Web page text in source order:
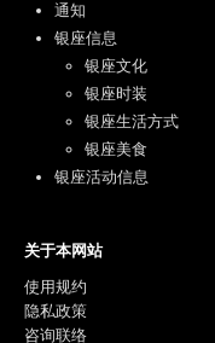
通知
银座信息
银座文化
银座时装
银座生活方式
银座美食
银座活动信息
关于本网站
使用规约
隐私政策
咨询联络